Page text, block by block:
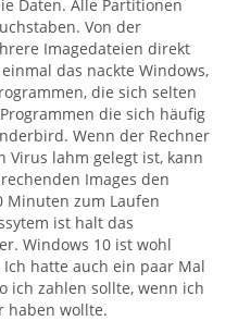
Daten. Alle Partitionen
Von der
Imagedateien direkt
das nackte Windows,
die sich selten
die sich häufig
Wenn der Rechner
lahm gelegt ist, kann
Images den
Minuten zum Laufen
ist halt das
Windows 10 ist wohl
hatte auch ein paar Mal
ich zahlen sollte, wenn ich
haben wollte.